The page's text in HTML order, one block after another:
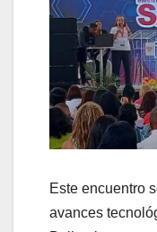
Este encuentro
avances